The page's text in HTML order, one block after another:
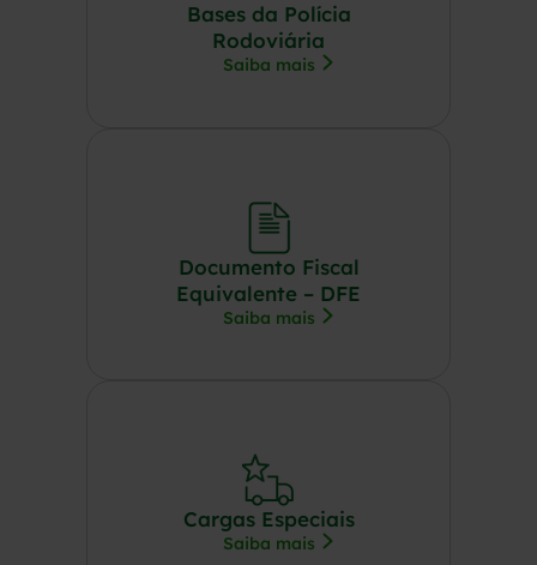
Bases da Polícia
Rodoviária
Saiba mais
Documento Fiscal
Equivalente – DFE
Saiba mais
Cargas Especiais
Saiba mais